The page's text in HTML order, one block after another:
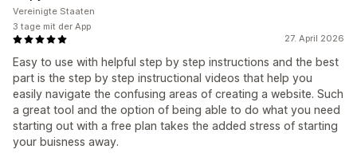
27. April 2026
Easy to use with helpful step by step instructions and the best
part is the step by step instructional videos that help you
easily navigate the confusing areas of creating a website. Such
a great tool and the option of being able to do what you need
starting out with a free plan takes the added stress of starting
your buisness away.
Vereinigte Staaten
3 tage mit der App